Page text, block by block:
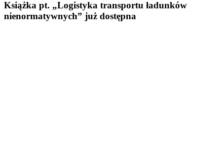
Książka pt. „Logistyka transportu ładunków
nienormatywnych” już dostępna